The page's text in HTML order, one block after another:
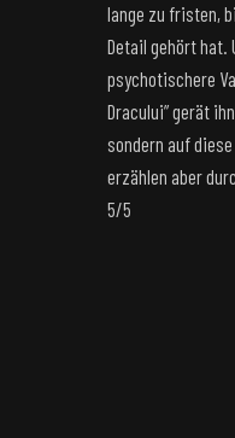
lange zu fristen,
Detail gehört hat.
psychotischere
Dracului” gerät
sondern auf
erzählen aber
5/5